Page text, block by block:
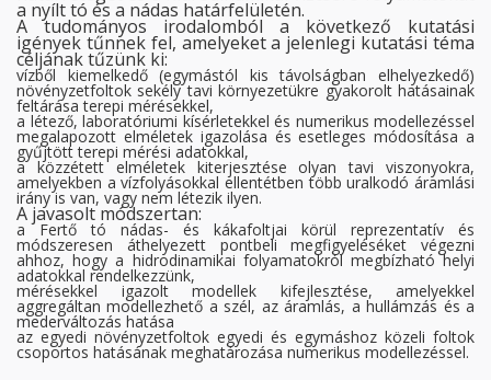
a nyílt tó és a nádas határfelületén.
A tudományos irodalomból a következő kutatási
igények tűnnek fel, amelyeket a jelenlegi kutatási téma
céljának tűzünk ki:
vízből kiemelkedő (egymástól kis távolságban elhelyezkedő)
növényzetfoltok sekély tavi környezetükre gyakorolt hatásainak
feltárása terepi mérésekkel,
a létező, laboratóriumi kísérletekkel és numerikus modellezéssel
megalapozott elméletek igazolása és esetleges módosítása a
gyűjtött terepi mérési adatokkal,
a közzétett elméletek kiterjesztése olyan tavi viszonyokra,
amelyekben a vízfolyásokkal ellentétben több uralkodó áramlási
irány is van, vagy nem létezik ilyen.
A javasolt módszertan:
a Fertő tó nádas- és kákafoltjai körül reprezentatív és
módszeresen áthelyezett pontbeli megfigyeléséket végezni
ahhoz, hogy a hidrodinamikai folyamatokról megbízható helyi
adatokkal rendelkezzünk,
mérésekkel igazolt modellek kifejlesztése, amelyekkel
aggregáltan modellezhető a szél, az áramlás, a hullámzás és a
mederváltozás hatása
az egyedi növényzetfoltok egyedi és egymáshoz közeli foltok
csoportos hatásának meghatározása numerikus modellezéssel.